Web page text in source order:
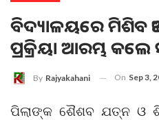
ବିଦ୍ୟାଳୟରେ ମିଶିବ
ପ୍ରକ୍ରିୟା ଆରମ୍ଭ
By Rajyakahani On Sep 3,
ପିଲାଙ୍କ ଶୈଶବ ଯତ୍ନ ଓ